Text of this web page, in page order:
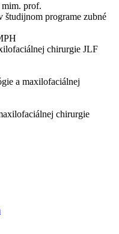
prof.
študijnom programe zubné
chirurgie JLF
a maxilofaciálnej
chirurgie